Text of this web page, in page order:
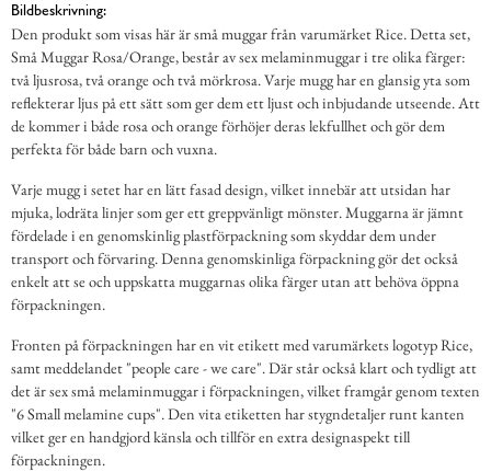
Bildbeskrivning:
Den produkt som visas här är små muggar från varumärket Rice. Detta set,
Små Muggar Rosa/Orange, består av sex melaminmuggar i tre olika färger:
två ljusrosa, två orange och två mörkrosa. Varje mugg har en glansig yta som
reflekterar ljus på ett sätt som ger dem ett ljust och inbjudande utseende. Att
de kommer i både rosa och orange förhöjer deras lekfullhet och gör dem
perfekta för både barn och vuxna.
Varje mugg i setet har en lätt fasad design, vilket innebär att utsidan har
mjuka, lodräta linjer som ger ett greppvänligt mönster. Muggarna är jämnt
fördelade i en genomskinlig plastförpackning som skyddar dem under
transport och förvaring. Denna genomskinliga förpackning gör det också
enkelt att se och uppskatta muggarnas olika färger utan att behöva öppna
förpackningen.
Fronten på förpackningen har en vit etikett med varumärkets logotyp Rice,
samt meddelandet "people care - we care". Där står också klart och tydligt att
det är sex små melaminmuggar i förpackningen, vilket framgår genom texten
"6 Small melamine cups". Den vita etiketten har stygndetaljer runt kanten
vilket ger en handgjord känsla och tillför en extra designaspekt till
förpackningen.